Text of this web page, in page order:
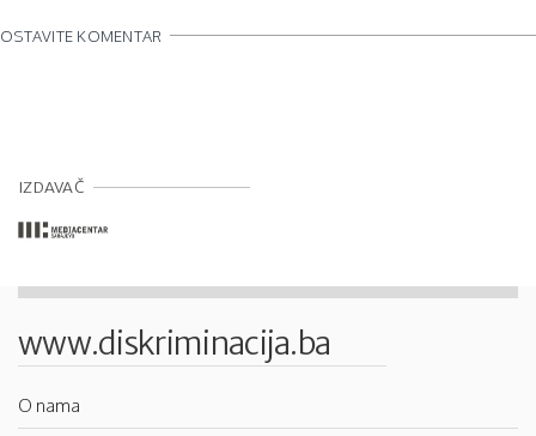
OSTAVITE KOMENTAR
IZDAVAČ
www.diskriminacija.ba
O nama